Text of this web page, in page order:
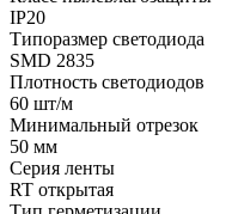
IP20
Типоразмер светодиода
SMD 2835
Плотность светодиодов
60 шт/м
Минимальный отрезок
50 мм
Серия ленты
RT открытая